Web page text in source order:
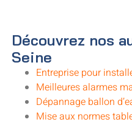
Découvrez nos
Seine
Entreprise pour
Meilleures alarmes
Dépannage ballon
Mise aux normes